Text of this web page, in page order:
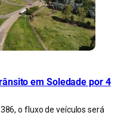
em Soledade por 4
o fluxo de veículos será